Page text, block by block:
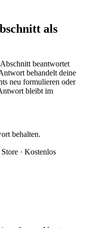
als
beantwortet
behandelt deine
neu formulieren oder
bleibt im
behalten.
· Kostenlos